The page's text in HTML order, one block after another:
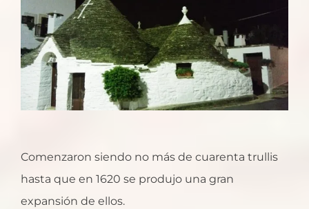
Comenzaron siendo no más de cuarenta trullis
hasta que en 1620 se produjo una gran
expansión de ellos.